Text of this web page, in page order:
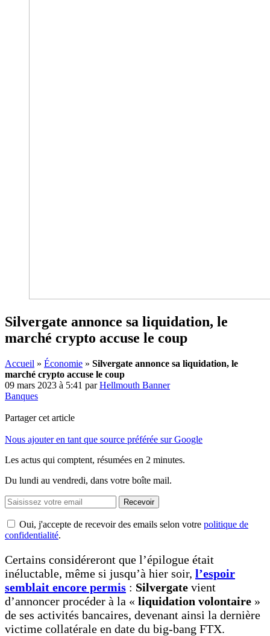
Silvergate annonce sa liquidation, le
marché crypto accuse le coup
Accueil » Économie » Silvergate annonce sa liquidation, le
marché crypto accuse le coup
09 mars 2023 à 5:41 parHellmouth Banner
Banques
Partager cet article
Nous ajouter en tant que source préférée sur Google
Les actus qui comptent, résumées en 2 minutes.
Du lundi au vendredi, dans votre boîte mail.
Recevoir
Oui, j'accepte de recevoir des emails selon votre politique de
confidentialité.
Certains considéreront que l’épilogue était
inéluctable, même si jusqu’à hier soir, l’espoir
semblait encore permis : Silvergate vient
d’annoncer procéder à la « liquidation volontaire »
de ses activités bancaires, devenant ainsi la dernière
victime collatérale en date du big-bang FTX.